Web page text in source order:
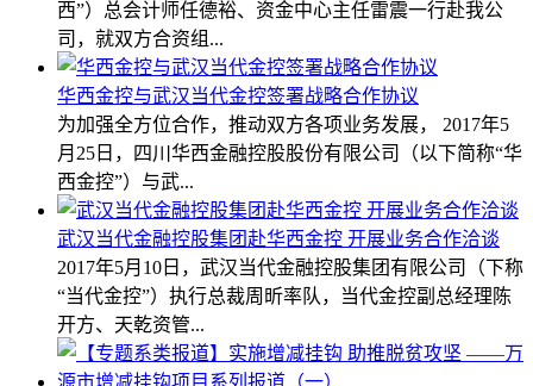
西”）总会计师任德裕、资金中心主任雷震一行赴我公
司，就双方合资组...
华西金控与武汉当代金控签署战略合作协议
为加强全方位合作，推动双方各项业务发展， 2017年5
月25日，四川华西金融控股股份有限公司（以下简称“华
西金控”）与武...
武汉当代金融控股集团赴华西金控 开展业务合作洽谈
2017年5月10日，武汉当代金融控股集团有限公司（下称
“当代金控”）执行总裁周昕率队，当代金控副总经理陈
开方、天乾资管...